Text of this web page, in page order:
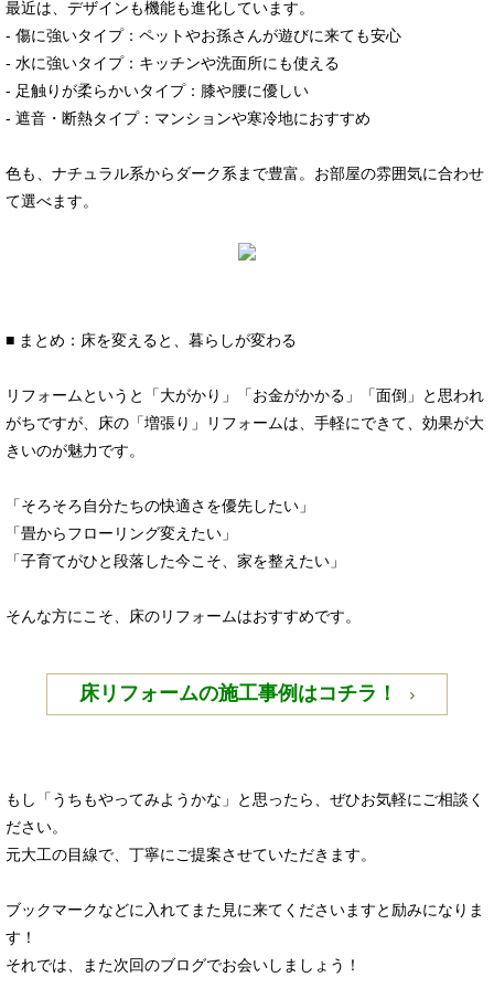
最近は、デザインも機能も進化しています。
- 傷に強いタイプ：ペットやお孫さんが遊びに来ても安心
- 水に強いタイプ：キッチンや洗面所にも使える
- 足触りが柔らかいタイプ：膝や腰に優しい
- 遮音・断熱タイプ：マンションや寒冷地におすすめ
色も、ナチュラル系からダーク系まで豊富。お部屋の雰囲気に合わせ
て選べます。
■ まとめ：床を変えると、暮らしが変わる
リフォームというと「大がかり」「お金がかかる」「面倒」と思われ
がちですが、床の「増張り」リフォームは、手軽にできて、効果が大
きいのが魅力です。
「そろそろ自分たちの快適さを優先したい」
「畳からフローリング変えたい」
「子育てがひと段落した今こそ、家を整えたい」
そんな方にこそ、床のリフォームはおすすめです。
床リフォームの施工事例はコチラ！
もし「うちもやってみようかな」と思ったら、ぜひお気軽にご相談く
ださい。
元大工の目線で、丁寧にご提案させていただきます。
ブックマークなどに入れてまた見に来てくださいますと励みになりま
す！
それでは、また次回のブログでお会いしましょう！